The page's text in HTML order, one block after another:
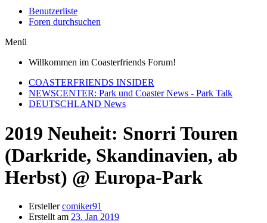
Benutzerliste
Foren durchsuchen
Menü
Willkommen im Coasterfriends Forum!
COASTERFRIENDS INSIDER
NEWSCENTER: Park und Coaster News - Park Talk
DEUTSCHLAND News
2019 Neuheit: Snorri Touren
(Darkride, Skandinavien, ab
Herbst) @ Europa-Park
Ersteller comiker91
Erstellt am 23. Jan 2019